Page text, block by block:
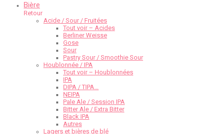
Bière
Retour
Acide / Sour / Fruitées
Tout voir – Acides
Berliner Weisse
Gose
Sour
Pastry Sour / Smoothie Sour
Houblonnée / IPA
Tout voir – Houblonnées
IPA
DIPA / TIPA…
NEIPA
Pale Ale / Session IPA
Bitter Ale / Extra Bitter
Black IPA
Autres
Lagers et bières de blé